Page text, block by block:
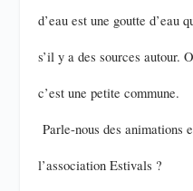
d’eau est une goutte d’eau
s’il y a des sources autour.
c’est une petite commune.
Parle-nous des animations
l’association Estivals ?